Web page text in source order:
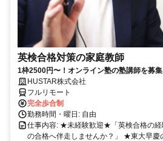
英検合格対策の家庭教師
1枠2500円〜！オンライン塾の塾講師を募集
HUSTAR株式会社
フルリモート
完全歩合制
勤務時間・曜日: 自由
仕事内容: ★未経験歓迎★「英検合格の経
の合格へ伴走しませんか？」 ★東大早慶